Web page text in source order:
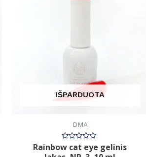
IŠPARDUOTA
DMA
Įvertinimas:
0
Rainbow cat eye gelinis